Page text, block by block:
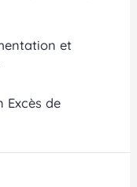
et
Excès de